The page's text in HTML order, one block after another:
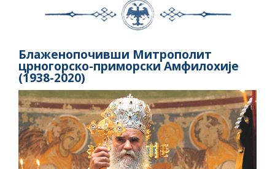
Блаженопочивши Митрополит
црногорско-приморски Амфилохије
(1938-2020)